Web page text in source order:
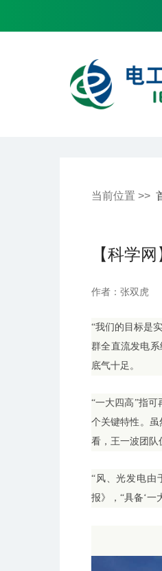
当前位置 >>
【科学
作者：张双虎
“我们的目标是
群全直流发电
底气十足。
“一大四高”指
个关键特性。虽
看，王一波团队
“风、光发电由
报》，“具备‘一